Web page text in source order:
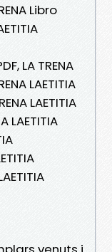
Libro
LA TRENA
LAETITIA
LAETITIA
LAETITIA